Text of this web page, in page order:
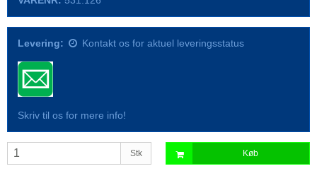
Levering: Kontakt os for aktuel leveringsstatus
Skriv til os for mere info!
Stk Køb